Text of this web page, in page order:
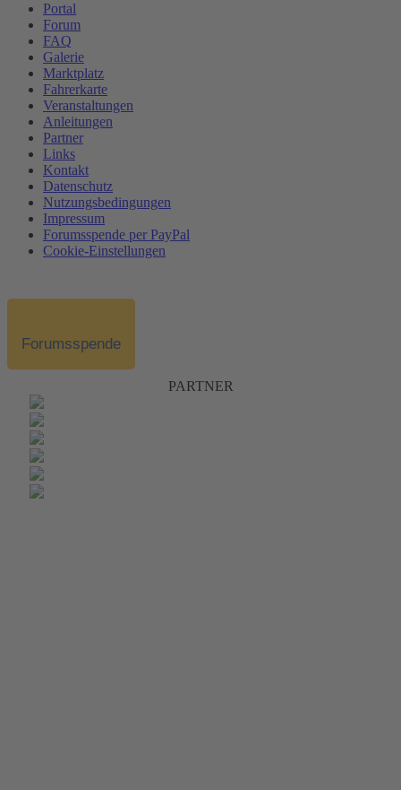
Portal
Forum
FAQ
Galerie
Marktplatz
Fahrerkarte
Veranstaltungen
Anleitungen
Partner
Links
Kontakt
Datenschutz
Nutzungsbedingungen
Impressum
Forumsspende per PayPal
Cookie-Einstellungen
Forumsspende
PARTNER